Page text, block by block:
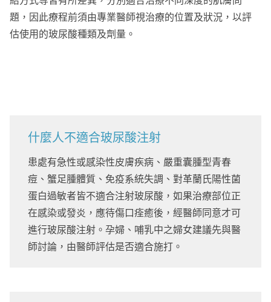
題，因此療程前須由專業醫師視治療的位置及狀況，以評
估使用的玻尿酸種類及劑量。
什麼人不適合玻尿酸注射
患處有急性或感染性皮膚疾病、嚴重囊腫型青春
痘、蟹足腫體質、免疫系統失調、對革蘭氏陽性菌
蛋白過敏者皆不適合注射玻尿酸，如果治療部位正
在感染或發炎，應待傷口痊癒後，經醫師同意才可
進行玻尿酸注射。孕婦、哺乳中之婦女建議先與醫
師討論，由醫師評估是否適合施打。